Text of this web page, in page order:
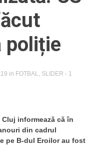
poliție
in FOTBAL, SLIDER - 1
informează că în
din cadrul
pe B-dul Eroilor au fost